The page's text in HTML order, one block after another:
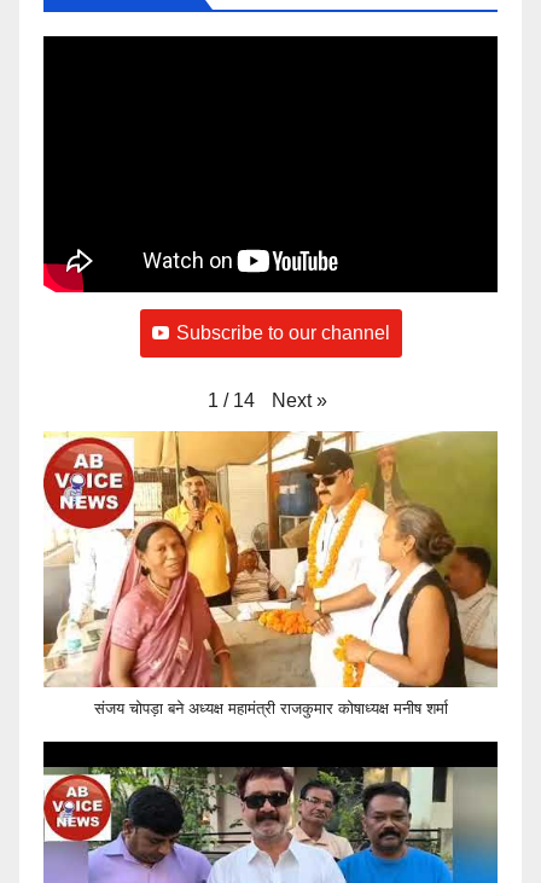
Subscribe to our channel
1 / 14 Next »
संजय चोपड़ा बने अध्यक्ष महामंत्री राजकुमार कोषाध्यक्ष मनीष शर्मा